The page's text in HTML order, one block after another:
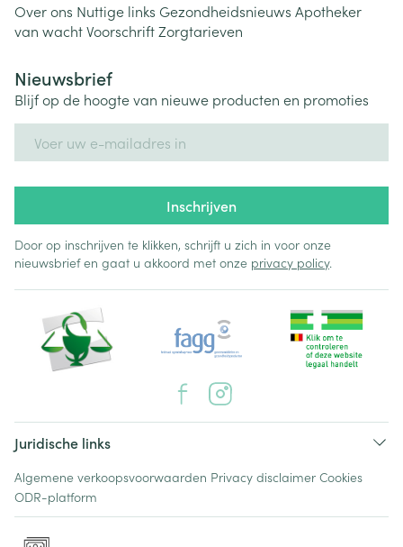
Over ons Nuttige links Gezondheidsnieuws Apotheker
van wachtVoorschriftZorgtarieven
Nieuwsbrief
Blijf op de hoogte van nieuwe producten en promoties
Inschrijven
Door op inschrijven te klikken, schrijft u zich in voor onze
nieuwsbrief en gaat u akkoord met onze privacy policy.
Juridische links
Algemene verkoopsvoorwaarden Privacy disclaimer Cookies
ODR-platform